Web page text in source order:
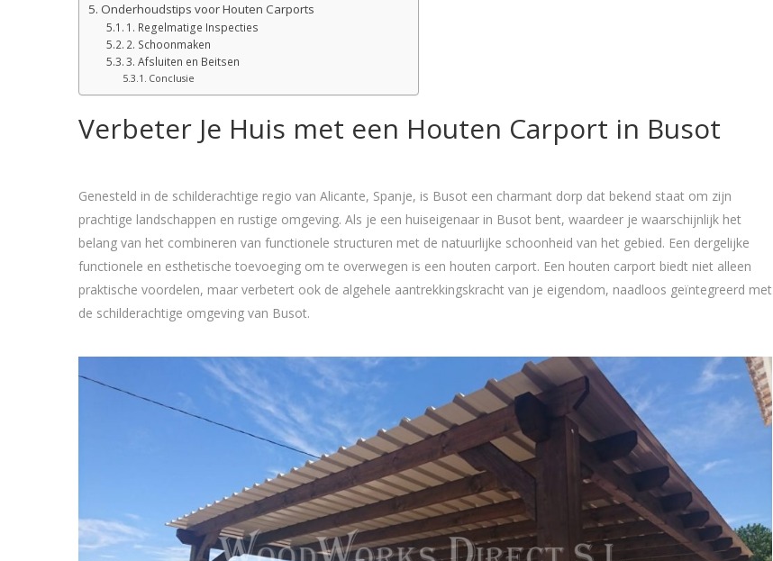
Onderhoudstips voor Houten Carports
1. Regelmatige Inspecties
2. Schoonmaken
3. Afsluiten en Beitsen
Conclusie
Verbeter Je Huis met een Houten Carport in Busot
Genesteld in de schilderachtige regio van Alicante, Spanje, is Busot een charmant dorp dat bekend staat om zijn
prachtige landschappen en rustige omgeving. Als je een huiseigenaar in Busot bent, waardeer je waarschijnlijk het
belang van het combineren van functionele structuren met de natuurlijke schoonheid van het gebied. Een dergelijke
functionele en esthetische toevoeging om te overwegen is een houten carport. Een houten carport biedt niet alleen
praktische voordelen, maar verbetert ook de algehele aantrekkingskracht van je eigendom, naadloos geïntegreerd met
de schilderachtige omgeving van Busot.